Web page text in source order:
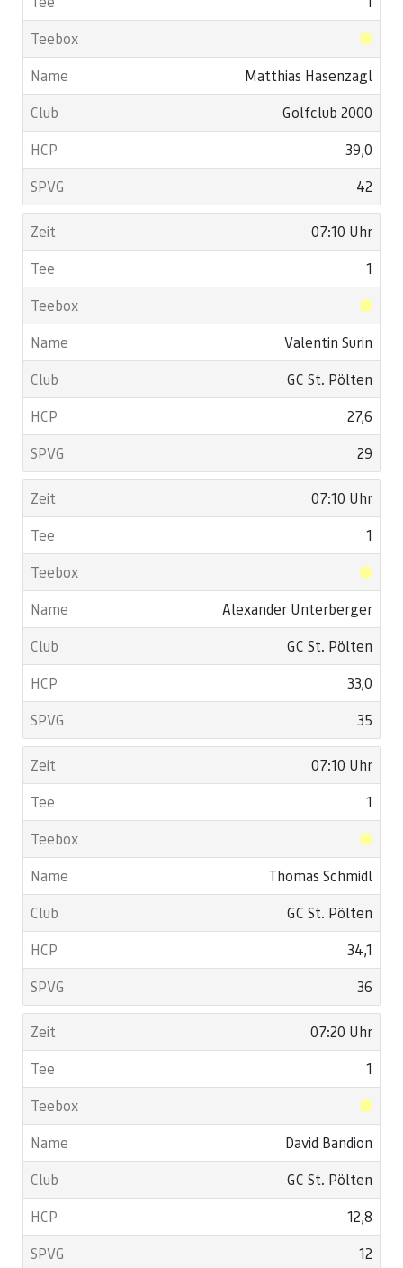
Matthias Hasenzagl
Golfclub 2000
39,0
42
07:10 Uhr
1
Valentin Surin
GC St. Pölten
27,6
29
07:10 Uhr
1
Alexander Unterberger
GC St. Pölten
33,0
35
07:10 Uhr
1
Thomas Schmidl
GC St. Pölten
34,1
36
07:20 Uhr
1
David Bandion
GC St. Pölten
12,8
12